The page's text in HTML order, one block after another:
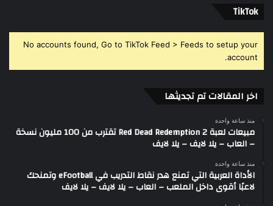
‫TikTok
No accounts found, Go to TikTok Feed > Feeds to setup your
account.
اخر المقالات تم تجديثها
منذ ساعة واحدة
مبيعات لعبة Red Dead Redemption 2 تقترب من 100 مليون نسخة
– العاب – يلا لايف – يلا لايف
منذ ساعة واحدة
الأداة العربية التي تمنع هدر نقاط التدريب في eFootball وتمنحك
لاعبًا أقوى داخل الملعب – العاب – يلا لايف – يلا لايف